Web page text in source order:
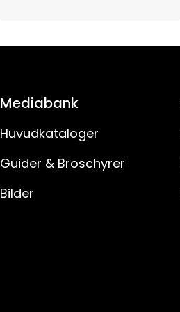
Mediabank
Huvudkataloger
Guider & Broschyrer
Bilder